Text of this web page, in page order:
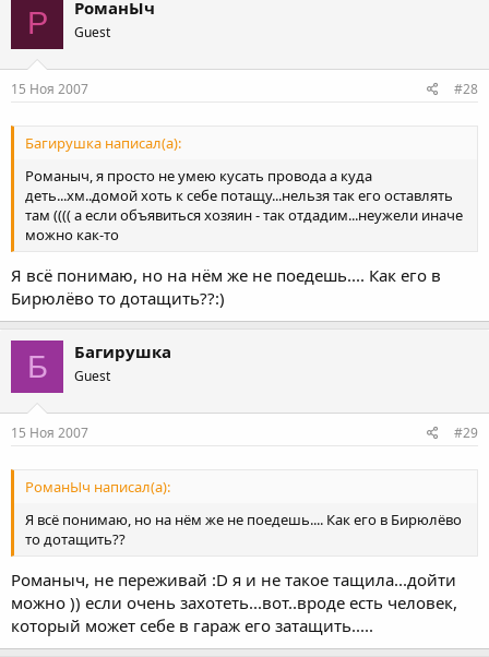
Р РоманЫч
Guest
15 Ноя 2007 #28
Багирушка написал(а):
Романыч, я просто не умею кусать провода а куда
деть...хм..домой хоть к себе потащу...нельзя так его оставлять
там (((( а если объявиться хозяин - так отдадим...неужели иначе
можно как-то
Я всё понимаю, но на нём же не поедешь.... Как его в
Бирюлёво то дотащить??:)
Б Багирушка
Guest
15 Ноя 2007 #29
РоманЫч написал(а):
Я всё понимаю, но на нём же не поедешь.... Как его в Бирюлёво
то дотащить??
Романыч, не переживай :D я и не такое тащила...дойти
можно )) если очень захотеть...вот..вроде есть человек,
который может себе в гараж его затащить.....